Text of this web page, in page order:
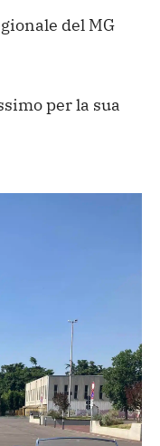
del MG
per la sua